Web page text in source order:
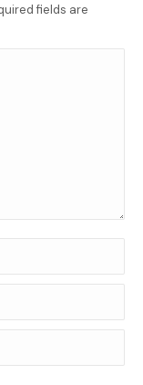
fields are